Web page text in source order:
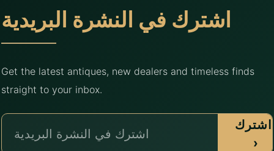
اشترك في النشرة البريدية
Get the latest antiques, new dealers and timeless finds
straight to your inbox.
اشترك
›